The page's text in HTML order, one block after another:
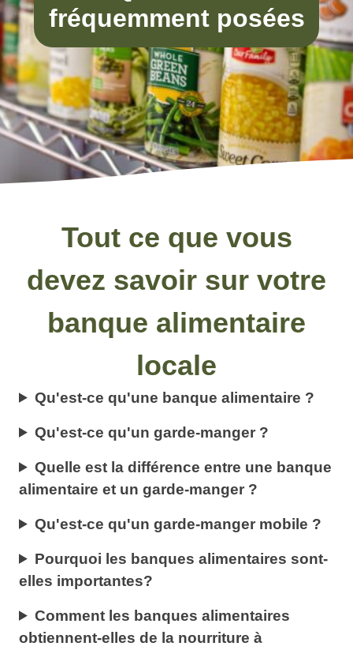
fréquemment posées
Tout ce que vous
devez savoir sur votre
banque alimentaire
locale
Qu'est-ce qu'une banque alimentaire ?
Qu'est-ce qu'un garde-manger ?
Quelle est la différence entre une banque
alimentaire et un garde-manger ?
Qu'est-ce qu'un garde-manger mobile ?
Pourquoi les banques alimentaires sont-
elles importantes?
Comment les banques alimentaires
obtiennent-elles de la nourriture à